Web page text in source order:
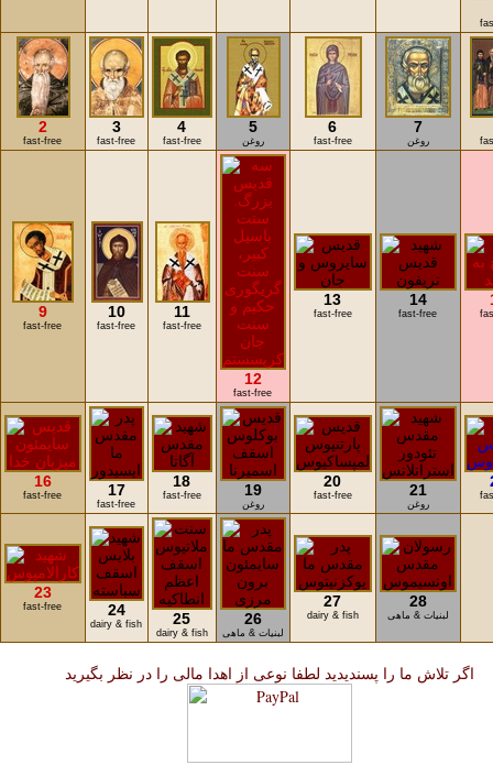
2
fast-free
3
fast-free
4
fast-free
5
روغن
6
fast-free
7
روغن
9
fast-free
10
fast-free
11
fast-free
12
fast-free
13
fast-free
14
fast-free
16
fast-free 17
fast-free
18
fast-free 19
روغن
20
fast-free 21
روغن
23
fast-free 24
dairy & fish 25
dairy & fish
26
لبنیات & ماهی
27
dairy & fish
28
لبنیات & ماهی
اگر تلاش ما را پسندیدید لطفا نوعی از اهدا مالی را در نظر بگیرید